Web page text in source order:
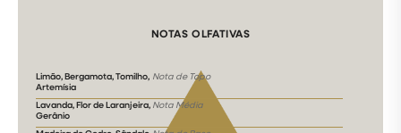
NOTAS OLFATIVAS
Limão, Bergamota, Tomilho,
Artemísia
Nota de Topo
Lavanda, Flor de Laranjeira,
Gerânio
Nota Média